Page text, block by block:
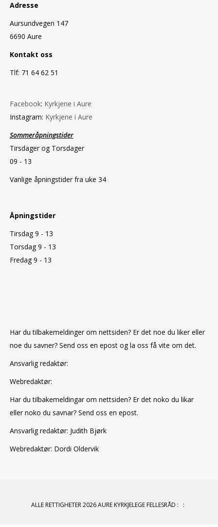
Adresse
Aursundvegen 147
6690 Aure
Kontakt oss
Tlf: 71 64 62 51
Facebook: Kyrkjene i Aure
Instagram: Kyrkjene i Aure
Sommeråpningstider
Tirsdager og Torsdager
09 - 13
Vanlige åpningstider fra uke 34
Åpningstider
Tirsdag 9 - 13
Torsdag 9 - 13
Fredag 9 - 13
Har du tilbakemeldinger om nettsiden? Er det noe du liker eller
noe du savner? Send oss en epost og la oss få vite om det.
Ansvarlig redaktør:
Webredaktør:
Har du tilbakemeldingar om nettsiden? Er det noko du likar
eller noko du savnar? Send oss en epost.
Ansvarlig redaktør: Judith Bjørk
Webredaktør: Dordi Oldervik
ALLE RETTIGHETER 2026 AURE KYRKJELEGE FELLESRÅD : :